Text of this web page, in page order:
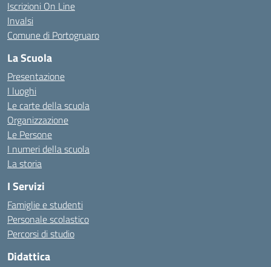
Iscrizioni On Line
Invalsi
Comune di Portogruaro
La Scuola
Presentazione
I luoghi
Le carte della scuola
Organizzazione
Le Persone
I numeri della scuola
La storia
I Servizi
Famiglie e studenti
Personale scolastico
Percorsi di studio
Didattica